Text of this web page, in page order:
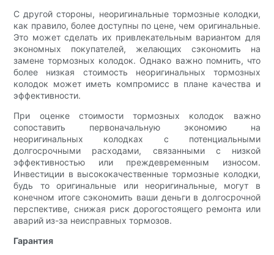
С другой стороны, неоригинальные тормозные колодки,
как правило, более доступны по цене, чем оригинальные.
Это может сделать их привлекательным вариантом для
экономных покупателей, желающих сэкономить на
замене тормозных колодок. Однако важно помнить, что
более низкая стоимость неоригинальных тормозных
колодок может иметь компромисс в плане качества и
эффективности.
При оценке стоимости тормозных колодок важно
сопоставить первоначальную экономию на
неоригинальных колодках с потенциальными
долгосрочными расходами, связанными с низкой
эффективностью или преждевременным износом.
Инвестиции в высококачественные тормозные колодки,
будь то оригинальные или неоригинальные, могут в
конечном итоге сэкономить ваши деньги в долгосрочной
перспективе, снижая риск дорогостоящего ремонта или
аварий из-за неисправных тормозов.
Гарантия